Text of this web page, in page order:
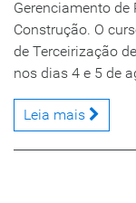
Gerenciamento de
Construção. O
de Terceirização
nos dias 4 e 5 de
Leia mais